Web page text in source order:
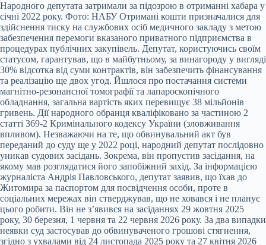
Народного депутата затримали за підозрою в отриманні хабара у
січні 2022 року. Фото: НАБУ Отримані кошти призначалися для
здійснення тиску на службових осіб медичного закладу з метою
забезпечення перемоги вказаного приватного підприємства в
процедурах публічних закупівель. Депутат, користуючись своїм
статусом, гарантував, що в майбутньому, за винагороду у вигляді
30% відсотка від суми контрактів, він забезпечить фінансування
та реалізацію ще двох угод. Йшлося про постачання системи
магнітно-резонансної томографії та лапароскопічного
обладнання, загальна вартість яких перевищує 38 мільйонів
гривень. Дії народного обранця кваліфіковано за частиною 2
статті 369-2 Кримінального кодексу України (зловживання
впливом). Незважаючи на те, що обвинувальний акт був
переданий до суду ще у 2022 році, народний депутат послідовно
уникав судових засідань. Зокрема, він пропустив засідання, на
якому мав розглядатися його запобіжний захід. За інформацією
журналіста Андрія Павловського, депутат заявив, що їхав до
Житомира за паспортом для посвідчення особи, проте в
соціальних мережах він стверджував, що не ховався і не планує
цього робити. Він не з’явився на засіданнях 29 жовтня 2025
року, 30 березня, 1 червня та 22 червня 2026 року. За два випадки
неявки суд застосував до обвинуваченого грошові стягнення,
згідно з ухвалами від 24 листопада 2025 року та 27 квітня 2026